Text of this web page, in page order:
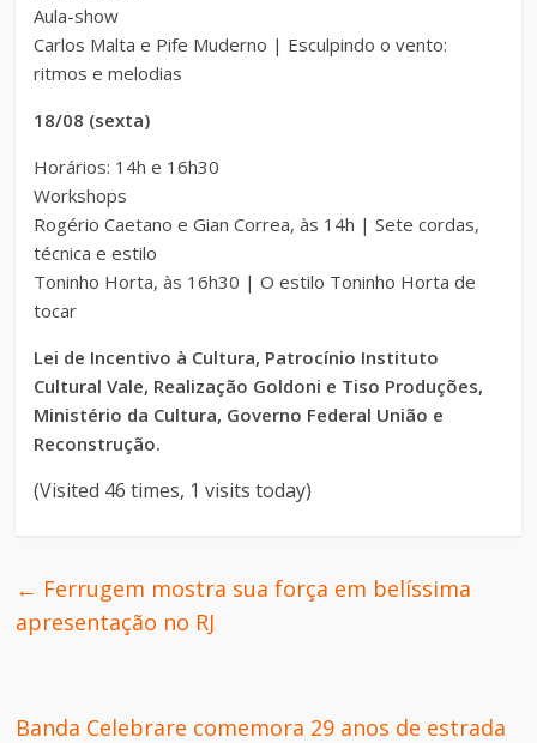
Aula-show
Carlos Malta e Pife Muderno | Esculpindo o vento:
ritmos e melodias
18/08 (sexta)
Horários: 14h e 16h30
Workshops
Rogério Caetano e Gian Correa, às 14h | Sete cordas,
técnica e estilo
Toninho Horta, às 16h30 | O estilo Toninho Horta de
tocar
Lei de Incentivo à Cultura, Patrocínio Instituto
Cultural Vale, Realização Goldoni e Tiso Produções,
Ministério da Cultura, Governo Federal União e
Reconstrução.
(Visited 46 times, 1 visits today)
← Ferrugem mostra sua força em belíssima
apresentação no RJ
Banda Celebrare comemora 29 anos de estrada